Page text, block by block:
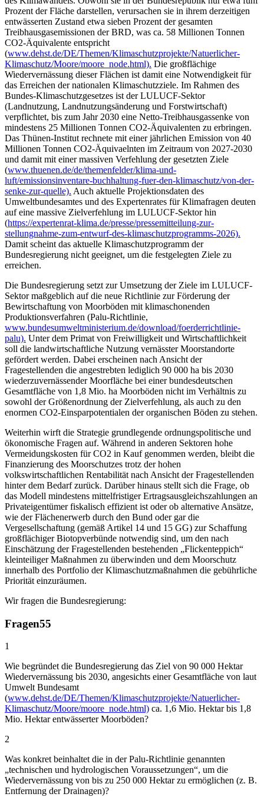
Prozent der Fläche darstellen, verursachen sie in ihrem derzeitigen
entwässerten Zustand etwa sieben Prozent der gesamten
Treibhausgasemissionen der BRD, was ca. 58 Millionen Tonnen
CO2-Äquivalente entspricht
(www.dehst.de/DE/Themen/Klimaschutzprojekte/Natuerlicher-
Klimaschutz/Moore/moore_node.html). Die großflächige
Wiedervernässung dieser Flächen ist damit eine Notwendigkeit für
das Erreichen der nationalen Klimaschutzziele. Im Rahmen des
Bundes-Klimaschutzgesetzes ist der LULUCF-Sektor
(Landnutzung, Landnutzungsänderung und Forstwirtschaft)
verpflichtet, bis zum Jahr 2030 eine Netto-Treibhausgassenke von
mindestens 25 Millionen Tonnen CO2-Äquivalenten zu erbringen.
Das Thünen-Institut rechnete mit einer jährlichen Emission von 40
Millionen Tonnen CO2-Äquivaelnten im Zeitraum von 2027-2030
und damit mit einer massiven Verfehlung der gesetzten Ziele
(www.thuenen.de/de/themenfelder/klima-und-
luft/emissionsinventare-buchhaltung-fuer-den-klimaschutz/von-der-
senke-zur-quelle). Auch aktuelle Projektionsdaten des
Umweltbundesamtes und des Expertenrates für Klimafragen deuten
auf eine massive Zielverfehlung im LULUCF-Sektor hin
(https://expertenrat-klima.de/presse/pressemitteilung-zur-
stellungnahme-zum-entwurf-des-klimaschutzprogramms-2026).
Damit scheint das aktuelle Klimaschutzprogramm der
Bundesregierung nicht geeignet, um die festgelegten Ziele zu
erreichen.
Die Bundesregierung setzt zur Umsetzung der Ziele im LULUCF-
Sektor maßgeblich auf die neue Richtlinie zur Förderung der
Bewirtschaftung von Moorböden mit klimaschonenden
Produktionsverfahren (Palu-Richtlinie,
www.bundesumweltministerium.de/download/foerderrichtlinie-
palu). Unter dem Primat von Freiwilligkeit und Wirtschaftlichkeit
soll die landwirtschaftliche Nutzung vernässter Moorstandorte
gefördert werden. Dabei erscheinen nach Ansicht der
Fragestellenden die angestrebten lediglich 90 000 ha bis 2030
wiederzuvernässender Moorfläche bei einer bundesdeutschen
Gesamtfläche von 1,8 Mio. ha Moorböden nicht im Verhältnis zu
sowohl der Größenordnung der Zielverfehlung, als auch zu den
enormen CO2-Einsparpotentialen der organischen Böden zu stehen.
Weiterhin wirft die Strategie grundlegende ordnungspolitische und
ökonomische Fragen auf. Während in anderen Sektoren hohe
Vermeidungskosten für CO2 in Kauf genommen werden, bleibt die
Finanzierung des Moorschutzes trotz der hohen
volkswirtschaftlichen Rentabilität nach Ansicht der Fragestellenden
hinter dem Bedarf zurück. Darüber hinaus stellt sich die Frage, ob
das Modell mindestens mittelfristiger Ertragsausgleichszahlungen an
Privateigentümer fiskalisch effizient ist oder ob alternative Ansätze,
wie der Flächenerwerb durch den Bund oder gar die
Vergesellschaftung (gemäß Artikel 14 und 15 GG) zur Schaffung
großflächiger Biotopverbünde notwendig sind, um den nach
Einschätzung der Fragestellenden bestehenden „Flickenteppich“
kleinteiliger Maßnahmen zu überwinden und dem Moorschutz
innerhalb des Portfolio der Klimaschutzmaßnahmen die gebührliche
Priorität einzuräumen.
Wir fragen die Bundesregierung:
Fragen55
1
Wie begründet die Bundesregierung das Ziel von 90 000 Hektar
Wiedervernässung bis 2030, angesichts einer Gesamtfläche von laut
Umwelt Bundesamt
(www.dehst.de/DE/Themen/Klimaschutzprojekte/Natuerlicher-
Klimaschutz/Moore/moore_node.html) ca. 1,6 Mio. Hektar bis 1,8
Mio. Hektar entwässerter Moorböden?
2
Was konkret beinhaltet die in der Palu-Richtlinie genannten
„technischen und hydrologischen Voraussetzungen“, um die
Wiedervernässung von bis zu 250 000 Hektar zu ermöglichen (z. B.
Entfernung der Drainagen)?